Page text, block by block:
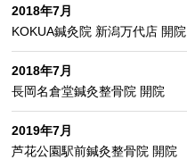
2018年7月
KOKUA鍼灸院 新潟万代店 開院
2018年7月
長岡名倉堂鍼灸整骨院 開院
2019年7月
芦花公園駅前鍼灸整骨院 開院